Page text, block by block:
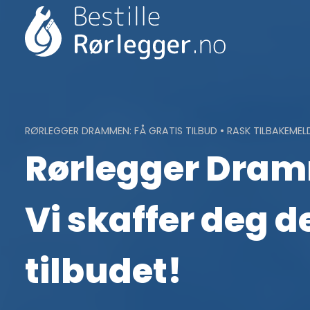
content
RØRLEGGER DRAMMEN: FÅ GRATIS TILBUD • RASK
Rørlegger
Vi skaffer deg
tilbudet!